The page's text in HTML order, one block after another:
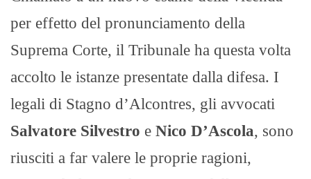
per effetto del pronunciamento della
Suprema Corte, il Tribunale ha questa volta
accolto le istanze presentate dalla difesa. I
legali di Stagno d’Alcontres, gli avvocati
Salvatore Silvestro e Nico D’Ascola, sono
riusciti a far valere le proprie ragioni,